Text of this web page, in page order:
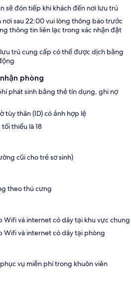
sẽ đón tiếp khi khách đến nơi lưu trú
sau 22:00 vui lòng thông báo trước
thông tin liên lạc trong xác nhận đặt
trú cung cấp có thể được dịch bằng
phòng
phát sinh bằng thẻ tín dụng, ghi nợ
tùy thân (ID) có ảnh hợp lệ
thiểu là 18
cũi cho trẻ sơ sinh)
theo thú cưng
Wifi và internet có dây tại khu vực chung
Wifi và internet có dây tại phòng
vụ miễn phí trong khuôn viên